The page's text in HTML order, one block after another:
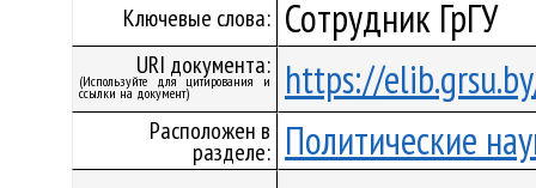
Ключевые слова: Сотрудник ГрГУ
URI документа:
(Используйте для цитирования и
ссылки на документ) https://
Расположен в
разделе: Политические